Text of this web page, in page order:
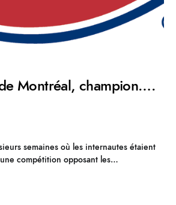
Montréal, champion….
semaines où les internautes étaient
compétition opposant les…